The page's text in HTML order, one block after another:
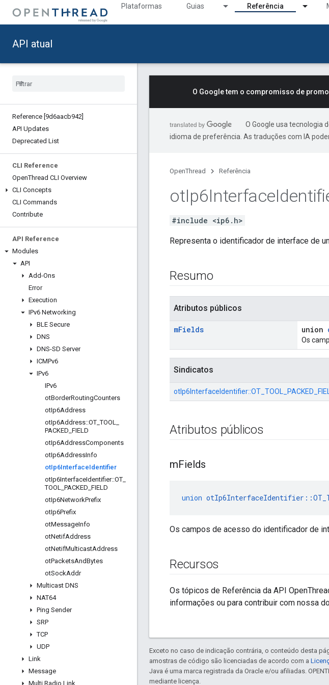
Plataformas Guias Referência
API atual
Reference [9d6aacb942]
API Updates
Deprecated List
CLI Reference
OpenThread CLI Overview
CLI Concepts
CLI Commands
Contribute
API Reference
Modules
API
Add-Ons
Error
Execution
IPv6 Networking
BLE Secure
DNS
DNS-SD Server
ICMPv6
IPv6
IPv6
otBorderRoutingCounters
otIp6Address
otIp6Address::OT _TOOL
PACKED FIELD
otIp6AddressComponents
otIp6AddressInfo
otIp6InterfaceIdentifier
otIp6InterfaceIdentifier::OT
TOOL PACKED FIELD
otIp6NetworkPrefix
otIp6Prefix
otMessageInfo
otNetifAddress
otNetifMulticastAddress
otPacketsAndBytes
otSockAddr
Multicast DNS
NAT64
Ping Sender
SRP
TCP
UDP
Link
Message
Multi Radio Link
O Google tem o compromisso de
O Google usa tecnologia
idioma de preferência. As traduções com IA
OpenThread Referência
otIp6Interface
#include <ip6.h>
Representa o identificador de interface de
Resumo
Atributos públicos
mFields union
Os
Sindicatos
otIp6InterfaceIdentifier::
Atributos públicos
mFields
union otIp6InterfaceIdentifier ::
Os campos de acesso do identificador de
Recursos
Os tópicos de Referência da API
informações ou para contribuir com nossa
Exceto no caso de indicação contrária, o conteúdo desta
amostras de código são licenciadas de acordo com a
Java é uma marca registrada da Oracle e/ou afiliadas.
mediante licença.